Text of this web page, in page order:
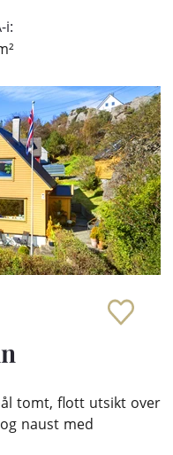
i:
tomt, flott utsikt over
naust med